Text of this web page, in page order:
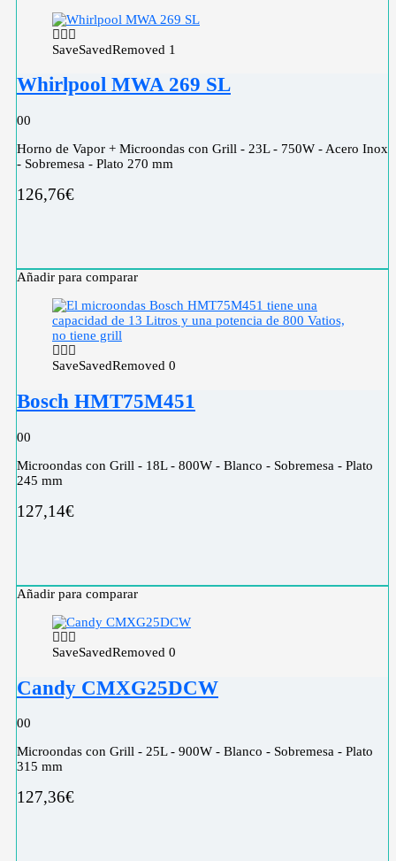
SaveSavedRemoved 1
Whirlpool MWA 269 SL
00
Horno de Vapor + Microondas con Grill - 23L - 750W - Acero Inox
- Sobremesa - Plato 270 mm
126,76€
Añadir para comparar
SaveSavedRemoved 0
Bosch HMT75M451
00
Microondas con Grill - 18L - 800W - Blanco - Sobremesa - Plato
245 mm
127,14€
Añadir para comparar
SaveSavedRemoved 0
Candy CMXG25DCW
00
Microondas con Grill - 25L - 900W - Blanco - Sobremesa - Plato
315 mm
127,36€